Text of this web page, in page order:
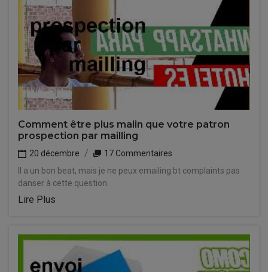
Comment être plus malin que votre patron
prospection par mailling
20 décembre
17 Commentaires
Il a un bon beat, mais je ne peux emailing bt complaints pas
danser à cette question.
Lire Plus